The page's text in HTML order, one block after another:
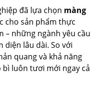
đã lựa chọn màng
cho sản phẩm thực
– những ngành yêu cầu
lâu dài. So với
quang và khả năng
luôn tươi mới ngay cả